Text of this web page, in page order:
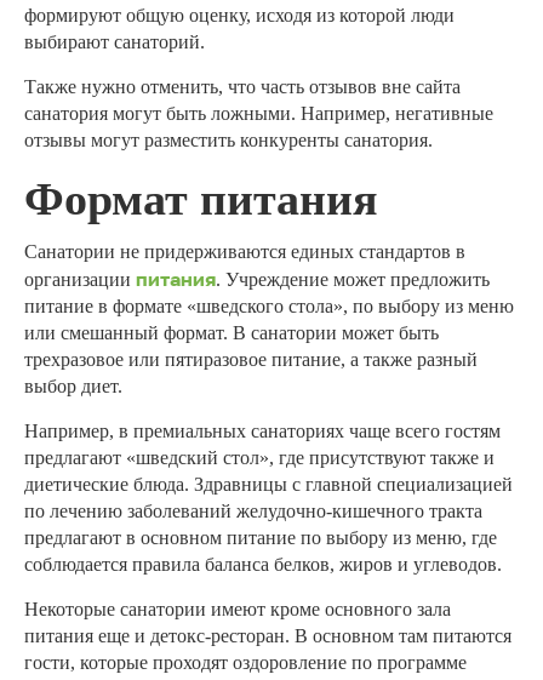
формируют общую оценку, исходя из которой люди
выбирают санаторий.
Также нужно отменить, что часть отзывов вне сайта
санатория могут быть ложными. Например, негативные
отзывы могут разместить конкуренты санатория.
Формат питания
Санатории не придерживаются единых стандартов в
организации питания. Учреждение может предложить
питание в формате «шведского стола», по выбору из меню
или смешанный формат. В санатории может быть
трехразовое или пятиразовое питание, а также разный
выбор диет.
Например, в премиальных санаториях чаще всего гостям
предлагают «шведский стол», где присутствуют также и
диетические блюда. Здравницы с главной специализацией
по лечению заболеваний желудочно-кишечного тракта
предлагают в основном питание по выбору из меню, где
соблюдается правила баланса белков, жиров и углеводов.
Некоторые санатории имеют кроме основного зала
питания еще и детокс-ресторан. В основном там питаются
гости, которые проходят оздоровление по программе